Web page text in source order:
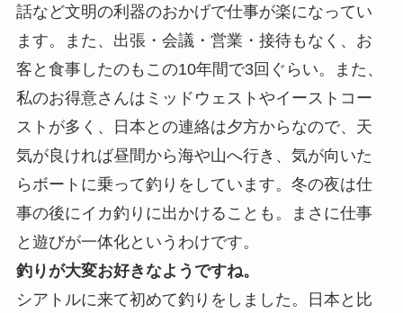
話など文明の利器のおかげで仕事が楽になってい
ます。また、出張・会議・営業・接待もなく、お
客と食事したのもこの10年間で3回ぐらい。また、
私のお得意さんはミッドウェストやイーストコー
ストが多く、日本との連絡は夕方からなので、天
気が良ければ昼間から海や山へ行き、気が向いた
らボートに乗って釣りをしています。冬の夜は仕
事の後にイカ釣りに出かけることも。まさに仕事
と遊びが一体化というわけです。
釣りが大変お好きなようですね。
シアトルに来て初めて釣りをしました。日本と比